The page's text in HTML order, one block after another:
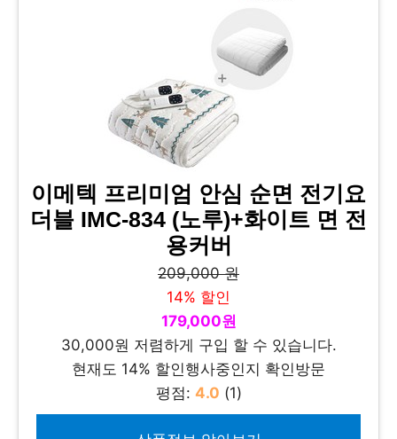
이메텍 프리미엄 안심 순면 전기요
더블 IMC-834 (노루)+화이트 면 전
용커버
209,000 원
14% 할인
179,000원
30,000원 저렴하게 구입 할 수 있습니다.
현재도 14% 할인행사중인지 확인방문
평점: 4.0 (1)